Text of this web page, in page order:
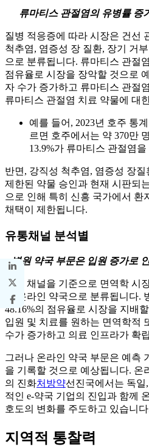
류마티스 관절염의 유병률 증
질병 적응증에 따라 시장은 건선
척추염, 염증성 장 질환, 장기 거
으로 분류됩니다. 류마티스 관절
점유율로 시장을 장악할 것으로
자 수가 증가하고 류마티스 관절
류마티스 관절염 치료 약물에 대
예를 들어, 2023년 호주 통
르면 호주에서는 약 370만
13.9%가 류마티스 관절염
반면, 강직성 척추염, 염증성 장
제한된 약물 승인과 현재 시판되
으로 인해 특히 신흥 국가에서 환
채택이 제한됩니다.
유통채널 분석별
병원 약국 부문은 입원 증가로
유통 채널을 기준으로 면역학 시
및 온라인 약국으로 분류됩니다.
48.16%의 점유율로 시장을 지배
입원 및 치료를 원하는 면역학적
수가 증가하고 의료 인프라가 확
그러나 온라인 약국 부문은 예측
을 기록할 것으로 예상됩니다. 온
의 진화처방약선진국에서는 독일
적인 e-약국 기업의 진입과 함께
호도의 변화를 주도하고 있습니
지역적 통찰력